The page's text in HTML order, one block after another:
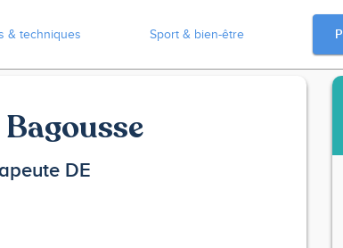
& techniques Sport & bien-être
DE